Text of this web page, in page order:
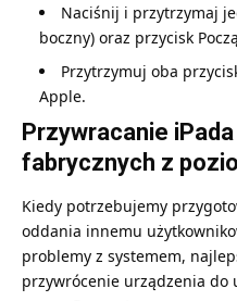
Naciśnij i przytrzymaj
boczny) oraz przycisk
Przytrzymuj oba
Apple.
Przywracanie
fabrycznych z
Kiedy potrzebujemy
oddania innemu
problemy z systemem,
przywrócenie urządzenia do